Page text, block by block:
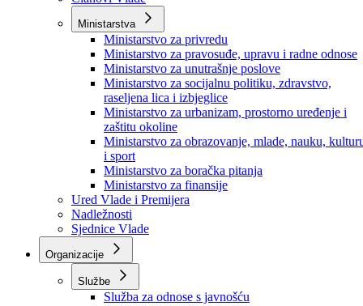
Vlada BPK Goražde
Premijer
Članovi Vlade
Ministarstva
Ministarstvo za privredu
Ministarstvo za pravosuđe, upravu i radne odnose
Ministarstvo za unutrašnje poslove
Ministarstvo za socijalnu politiku, zdravstvo,
raseljena lica i izbjeglice
Ministarstvo za urbanizam, prostorno uređenje i
zaštitu okoline
Ministarstvo za obrazovanje, mlade, nauku,
i sport
Ministarstvo za boračka pitanja
Ministarstvo za finansije
Ured Vlade i Premijera
Nadležnosti
Sjednice Vlade
Organizacije